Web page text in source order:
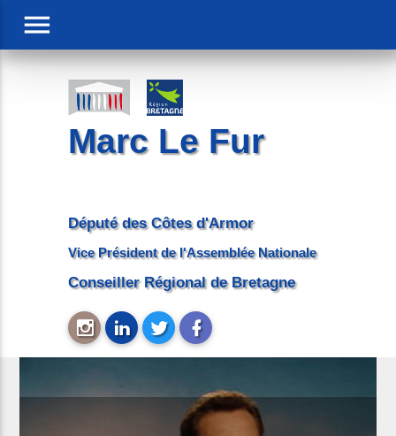
Marc Le Fur
Député des Côtes d'Armor
Vice Président de l'Assemblée Nationale
Conseiller Régional de Bretagne
menu